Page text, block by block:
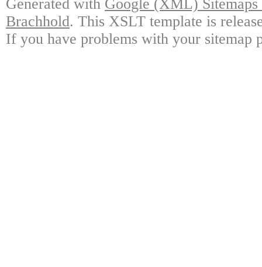
Generated with Google (XML)
Brachhold. This XSLT template is
If you have problems with your sitemap